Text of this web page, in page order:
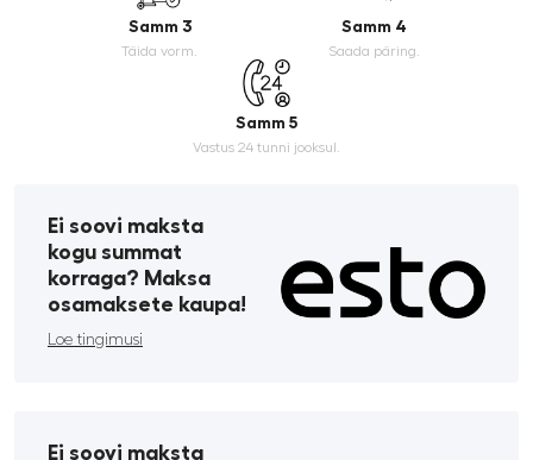
Samm 3
Täida vorm.
Samm 4
Saada päring.
Samm 5
Vastus 24 tunni jooksul.
Ei soovi maksta
kogu summat
korraga? Maksa
osamaksete kaupa!
Loe tingimusi
Ei soovi maksta